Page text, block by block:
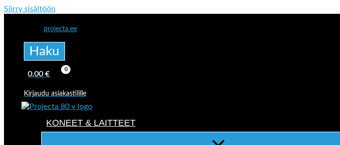
Siirry sisältöön
projecta.ee
Haku
0,00€
Kirjaudu asiakastilille
KONEET & LAITTEET